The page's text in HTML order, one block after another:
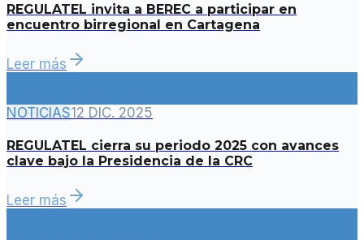
REGULATEL invita a BEREC a participar en
encuentro birregional en Cartagena
Leer más
NOTICIAS12 DIC. 2025
REGULATEL cierra su periodo 2025 con avances
clave bajo la Presidencia de la CRC
Leer más